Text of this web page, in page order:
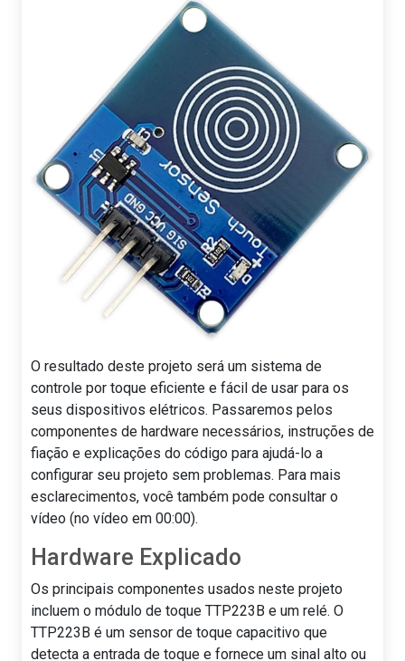
O resultado deste projeto será um sistema de
controle por toque eficiente e fácil de usar para os
seus dispositivos elétricos. Passaremos pelos
componentes de hardware necessários, instruções de
fiação e explicações do código para ajudá-lo a
configurar seu projeto sem problemas. Para mais
esclarecimentos, você também pode consultar o
vídeo (no vídeo em 00:00).
Hardware Explicado
Os principais componentes usados neste projeto
incluem o módulo de toque TTP223B e um relé. O
TTP223B é um sensor de toque capacitivo que
detecta a entrada de toque e fornece um sinal alto ou